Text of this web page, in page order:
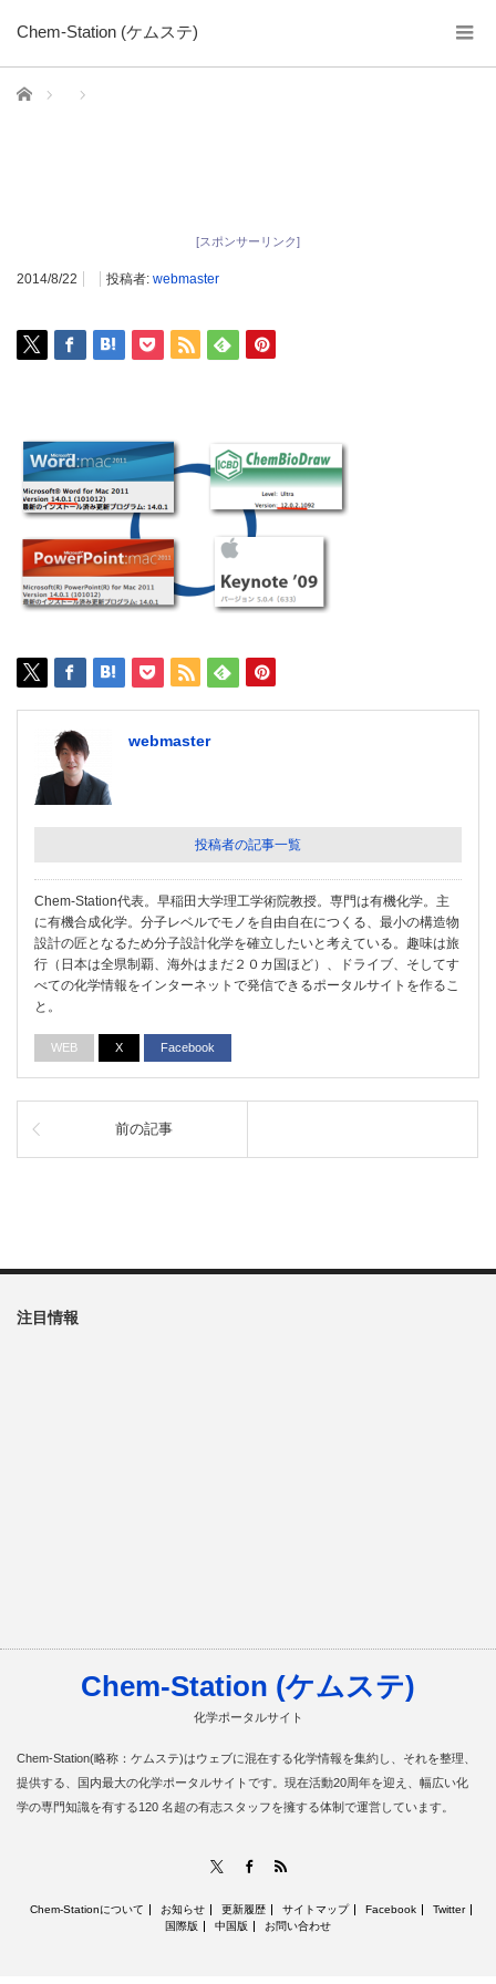
Chem-Station (ケムステ)
ホーム
[スポンサーリンク]
2014/8/22 投稿者: webmaster
webmaster
投稿者の記事一覧
Chem-Station代表。早稲田大学理工学術院教授。専門は有機化学。主
に有機合成化学。分子レベルでモノを自由自在につくる、最小の構造物
設計の匠となるため分子設計化学を確立したいと考えている。趣味は旅
行（日本は全県制覇、海外はまだ２０カ国ほど）、ドライブ、そしてす
べての化学情報をインターネットで発信できるポータルサイトを作るこ
と。
WEB X Facebook
前の記事
注目情報
Chem-Station (ケムステ)
化学ポータルサイト
Chem-Station(略称：ケムステ)はウェブに混在する化学情報を集約し、それを整理、
提供する、国内最大の化学ポータルサイトです。現在活動20周年を迎え、幅広い化
学の専門知識を有する120 名超の有志スタッフを擁する体制で運営しています。
Facebook
Chem-Stationについて お知らせ 更新履歴 サイトマップ Facebook
Twitter
国際版
中国版 お問い合わせ